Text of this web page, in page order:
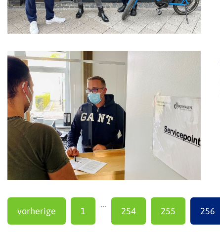
vorherige 1
...
254 255 256